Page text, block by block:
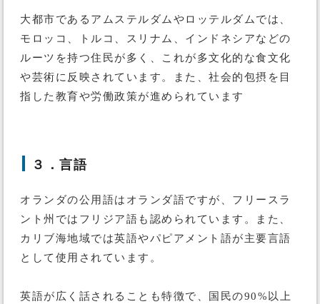
大都市であるアムステルダムやロッテルダムでは、
モロッコ、トルコ、スリナム、インドネシアなどの
ルーツを持つ住民が多く、これが多文化的な食文化
や芸術に反映されています。また、社会的包摂を目
指した教育や労働政策が進められています
３．言語
オランダの公用語はオランダ語ですが、フリースラ
ント州ではフリジア語も認められています。また、
カリブ海地域では英語やパピアメント語が主要言語
として使用されています。
英語が広く話されることも特徴で、国民の90%以上